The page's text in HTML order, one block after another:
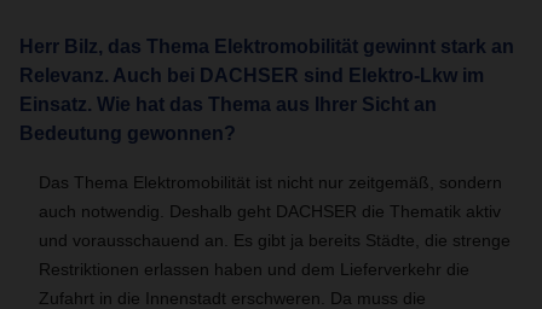
Herr Bilz, das Thema Elektromobilität gewinnt stark an
Relevanz. Auch bei DACHSER sind Elektro-Lkw im
Einsatz. Wie hat das Thema aus Ihrer Sicht an
Bedeutung gewonnen?
Das Thema Elektromobilität ist nicht nur zeitgemäß, sondern
auch notwendig. Deshalb geht DACHSER die Thematik aktiv
und vorausschauend an. Es gibt ja bereits Städte, die strenge
Restriktionen erlassen haben und dem Lieferverkehr die
Zufahrt in die Innenstadt erschweren. Da muss die